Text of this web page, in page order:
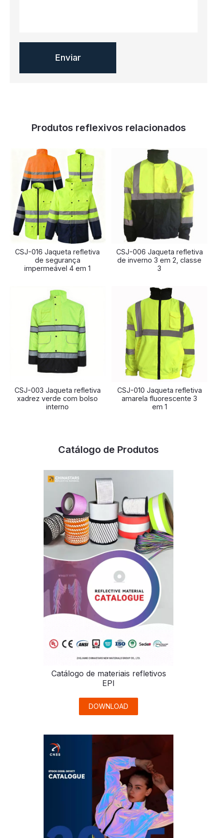
Produtos reflexivos relacionados
CSJ-016 Jaqueta refletiva
de segurança
impermeável 4 em 1
CSJ-006 Jaqueta refletiva
de inverno 3 em 2, classe
3
CSJ-003 Jaqueta refletiva
xadrez verde com bolso
interno
CSJ-010 Jaqueta refletiva
amarela fluorescente 3
em 1
Catálogo de Produtos
Catálogo de materiais refletivos
EPI
DOWNLOAD